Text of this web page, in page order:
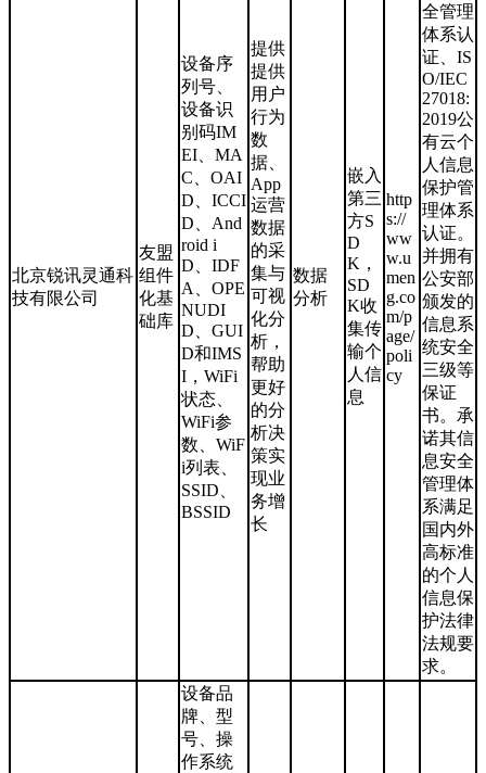
北京锐讯灵通科
技有限公司
友盟
组件
化基
础库
设备序
列号、
设备识
别码IM
EI、MA
C、OAI
D、ICCI
D、And
roid i
D、IDF
A、OPE
NUDI
D、GUI
D和IMS
I，WiFi
状态、
WiFi参
数、WiF
i列表、
SSID、
BSSID
提供
提供
用户
行为
数
据、
App
运营
数据
的采
集与
可视
化分
析，
帮助
更好
的分
析决
策实
现业
务增
长
数据
分析
嵌入
第三
方S
D
K，
SD
K收
集传
输个
人信
息
http
s://
ww
w.u
men
g.co
m/p
age/
poli
cy
全管理
体系认
证、IS
O/IEC
27018:
2019公
有云个
人信息
保护管
理体系
认证。
并拥有
公安部
颁发的
信息系
统安全
三级等
保证
书。承
诺其信
息安全
管理体
系满足
国内外
高标准
的个人
信息保
护法律
法规要
求。
设备品
牌、型
号、操
作系统